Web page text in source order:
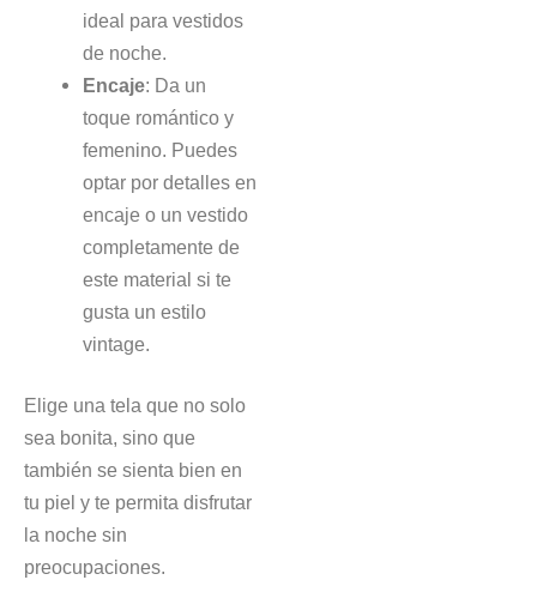
ideal para vestidos
de noche.
Encaje: Da un
toque romántico y
femenino. Puedes
optar por detalles en
encaje o un vestido
completamente de
este material si te
gusta un estilo
vintage.
Elige una tela que no solo
sea bonita, sino que
también se sienta bien en
tu piel y te permita disfrutar
la noche sin
preocupaciones.